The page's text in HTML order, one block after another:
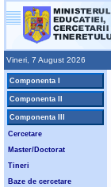
Vineri, 7 August 2026
Componenta I
Componenta II
Componenta III
Cercetare
Master/Doctorat
Tineri
Baze de cercetare